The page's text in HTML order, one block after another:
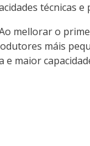
técnicas e
mellorar o
máis
maior